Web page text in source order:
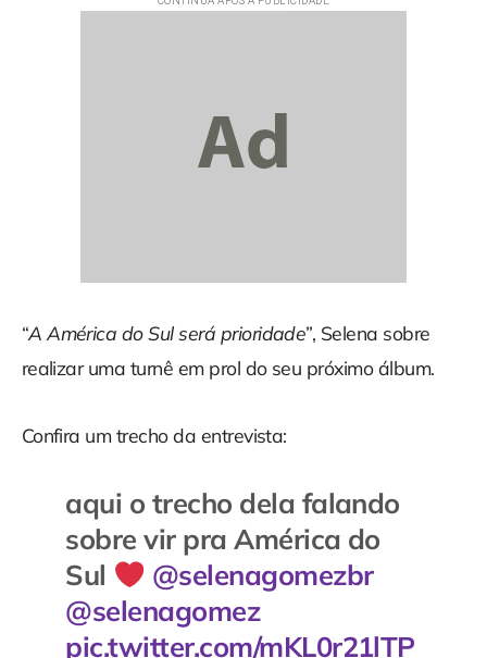
“A América do Sul será prioridade”, Selena sobre
realizar uma turnê em prol do seu próximo álbum.
Confira um trecho da entrevista:
aqui o trecho dela falando
sobre vir pra América do
Sul
@selenagomezbr
@selenagomez
pic.twitter.com/mKL0r21lTP